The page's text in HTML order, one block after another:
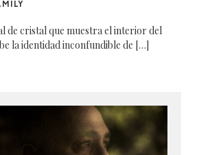
de cristal que muestra el interior del
la identidad inconfundible de […]